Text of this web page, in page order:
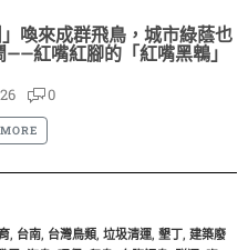
喚來成群飛鳥，城市綠蔭也
——紅嘴紅腳的「紅嘴黑鵯」
0
, 台南, 台灣鳥類, 垃圾清運, 墾丁, 建築廢